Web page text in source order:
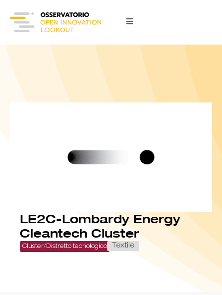
LE2C-Lombardy Energy
Cleantech Cluster
Cluster/Distretto tecnologico Textile